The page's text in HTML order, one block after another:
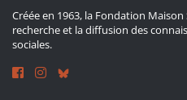
Créée en 1963, la Fondation
recherche et la diffusion des
sociales.